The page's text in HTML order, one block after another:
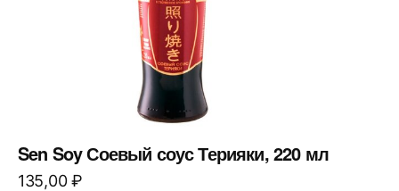
Sen Soy Соевый соус Терияки, 220 мл
135,00₽